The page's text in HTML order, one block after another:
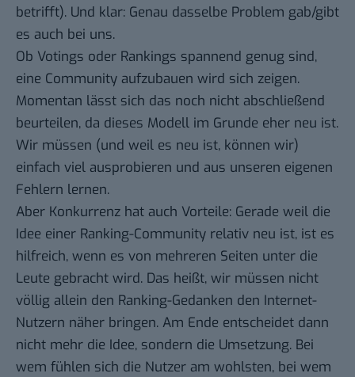
betrifft). Und klar: Genau dasselbe Problem gab/gibt
es auch bei uns.
Ob Votings oder Rankings spannend genug sind,
eine Community aufzubauen wird sich zeigen.
Momentan lässt sich das noch nicht abschließend
beurteilen, da dieses Modell im Grunde eher neu ist.
Wir müssen (und weil es neu ist, können wir)
einfach viel ausprobieren und aus unseren eigenen
Fehlern lernen.
Aber Konkurrenz hat auch Vorteile: Gerade weil die
Idee einer Ranking-Community relativ neu ist, ist es
hilfreich, wenn es von mehreren Seiten unter die
Leute gebracht wird. Das heißt, wir müssen nicht
völlig allein den Ranking-Gedanken den Internet-
Nutzern näher bringen. Am Ende entscheidet dann
nicht mehr die Idee, sondern die Umsetzung. Bei
wem fühlen sich die Nutzer am wohlsten, bei wem